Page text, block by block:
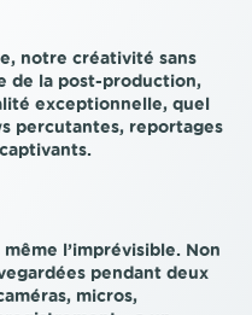
notre créativité sans
de la post-production,
exceptionnelle, quel
percutantes, reportages
l’imprévisible. Non
pendant deux
micros,